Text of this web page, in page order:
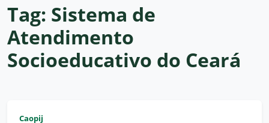
Tag: Sistema de
Atendimento
Socioeducativo do Ceará
Caopij